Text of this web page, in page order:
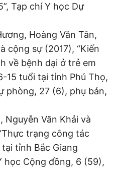
Tạp chí Y học Dự
Hoàng Văn Tân,
cộng sự (2017), “Kiến
về bệnh dại ở trẻ em
15 tuổi tại tỉnh Phú Thọ,
phòng, 27 (6), phụ bản,
Nguyễn Văn Khải và
trạng công tác
tỉnh Bắc Giang
học Cộng đồng, 6 (59),